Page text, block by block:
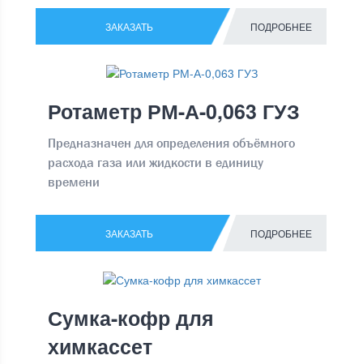
ЗАКАЗАТЬ ПОДРОБНЕЕ
Ротаметр РМ-А-0,063 ГУЗ
Предназначен для определения объёмного
расхода газа или жидкости в единицу
времени
ЗАКАЗАТЬ ПОДРОБНЕЕ
Сумка-кофр для
химкассет